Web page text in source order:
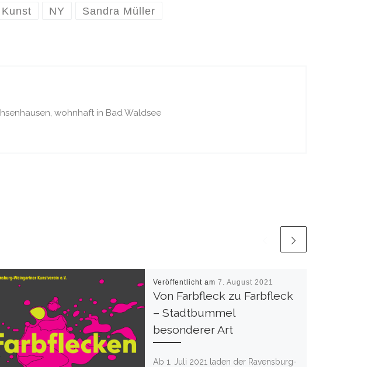
Kunst NY Sandra Müller
wohnhaft in Bad Waldsee
Veröffentlicht am 7. August 2021
Von Farbfleck zu Farbfleck
– Stadtbummel
besonderer Art
Ab 1. Juli 2021 laden der Ravensburg-